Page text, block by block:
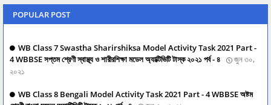
POPULAR POST
WB Class 7 Swastha Sharirshiksa Model Activity Task 2021 Part -
4 WBBSE সপ্তম শ্রেণী স্বাস্থ্য ও শারীরশিক্ষা মডেল অ্যাক্টিভিটি টাস্ক ২০২১ পর্ব - ৪
জুন ৩০,
২০২১
WB Class 8 Bengali Model Activity Task 2021 Part - 4 WBBSE অষ্টম